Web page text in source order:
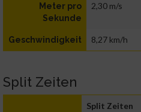
Meter pro
Sekunde
2,30 m/s
Geschwindigkeit 8,27 km/h
Split Zeiten
Split Zeiten